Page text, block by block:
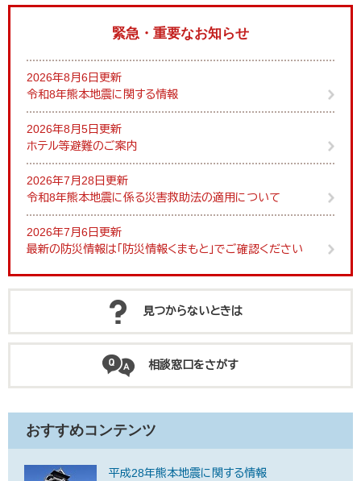
緊急・重要なお知らせ
2026年8月6日更新
令和8年熊本地震に関する情報
2026年8月5日更新
ホテル等避難のご案内
2026年7月28日更新
令和8年熊本地震に係る災害救助法の適用について
2026年7月6日更新
最新の防災情報は「防災情報くまもと」でご確認ください
見つからないときは
相談窓口をさがす
おすすめコンテンツ
平成28年熊本地震に関する情報